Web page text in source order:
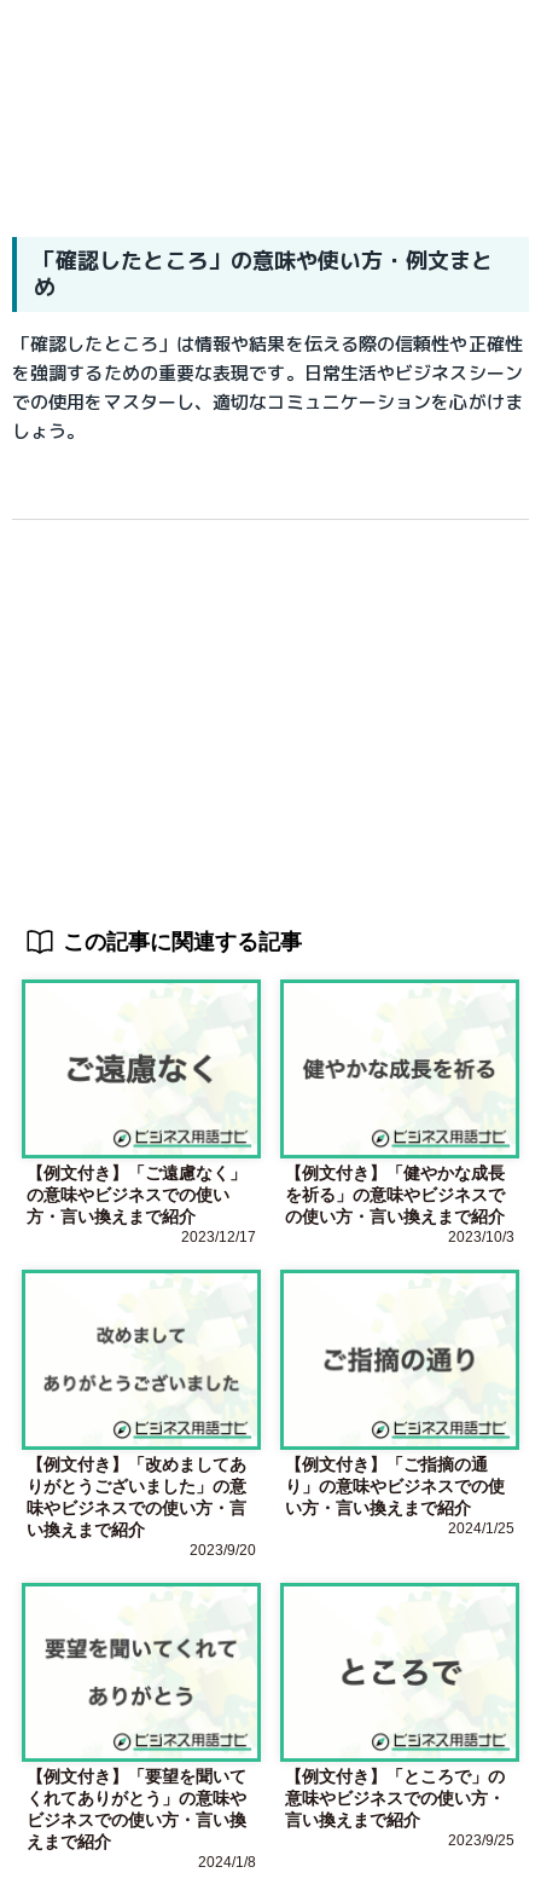
「確認したところ」の意味や使い方・例文まと
め
「確認したところ」は情報や結果を伝える際の信頼性や正確性
を強調するための重要な表現です。日常生活やビジネスシーン
での使用をマスターし、適切なコミュニケーションを心がけま
しょう。
この記事に関連する記事
【例文付き】「ご遠慮なく」
の意味やビジネスでの使い
方・言い換えまで紹介
2023/12/17
【例文付き】「健やかな成長
を祈る」の意味やビジネスで
の使い方・言い換えまで紹介
2023/10/3
【例文付き】「改めましてあ
りがとうございました」の意
味やビジネスでの使い方・言
い換えまで紹介
2023/9/20
【例文付き】「ご指摘の通
り」の意味やビジネスでの使
い方・言い換えまで紹介
2024/1/25
【例文付き】「要望を聞いて
くれてありがとう」の意味や
ビジネスでの使い方・言い換
えまで紹介
2024/1/8
【例文付き】「ところで」の
意味やビジネスでの使い方・
言い換えまで紹介
2023/9/25